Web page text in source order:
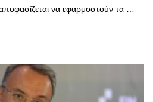
να εφαρμοστούν τα …